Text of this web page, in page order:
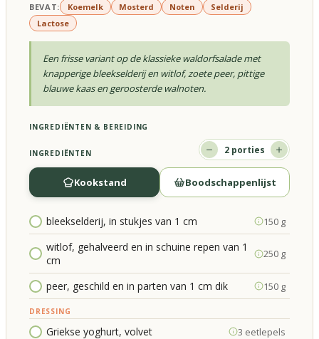
BEVAT: Koemelk Mosterd Noten
Selderij
Lactose
Een frisse variant op de klassieke waldorfsalade met
knapperige bleekselderij en witlof, zoete peer, pittige
blauwe kaas en geroosterde walnoten.
INGREDIËNTEN & BEREIDING
INGREDIËNTEN 2 porties
Kookstand Boodschappenlijst
bleekselderij, in stukjes van 1 cm 150 g
witlof, gehalveerd en in schuine repen van 1
cm
250 g
peer, geschild en in parten van 1 cm dik 150 g
DRESSING
Griekse yoghurt, volvet 3 eetlepels